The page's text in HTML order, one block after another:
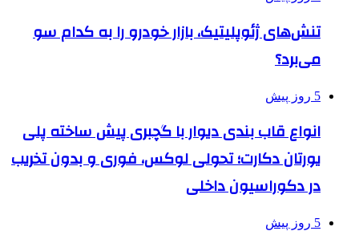
تنش‌های ژئوپلیتیک، بازار خودرو را به کدام سو
می‌برد؟
5 روز پیش
انواع قاب بندی دیوار با گچبری پیش ساخته پلی
یورتان دکارت؛ تحولی لوکس، فوری و بدون تخریب
در دکوراسیون داخلی
5 روز پیش